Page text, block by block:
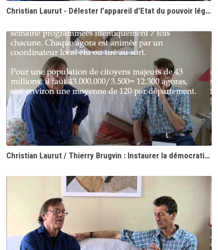
Christian Laurut - Délester l’appareil d’Etat du pouvoir législatif
Christian Laurut / Thierry Brugvin : Instaurer la démocratie directe